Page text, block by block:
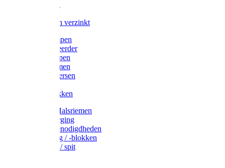
Voerbakken verzinkt
Warmtelampen
Staartcoupeerder
Biggenkappen
Neuskrammen
Varken diversen
Varkensbakken
Halsters / Halsriemen
Hoefverzorging
Lammer benodigdheden
Ramdektuig / -blokken
Vastzetpen / spit